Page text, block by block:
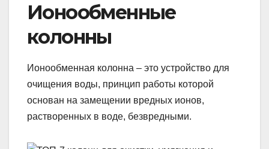
Ионообменные
колонны
Ионообменная колонна – это устройство для
очищения воды, принцип работы которой
основан на замещении вредных ионов,
растворенных в воде, безвредными.